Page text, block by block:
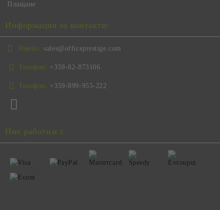
Плащане
Информация за контакти:
Имейл: sales@officeprestige.com
Телефон: +359-82-873106
Телефон: +359-899-955-222
Ние работим с